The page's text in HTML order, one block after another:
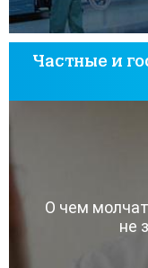
Частные и
О чем
не